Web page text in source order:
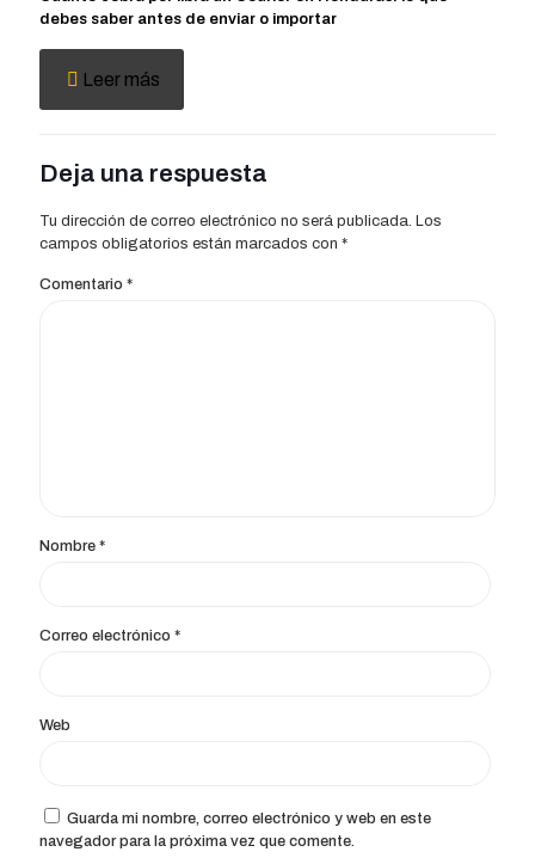
debes saber antes de enviar o importar
Leer más
Deja una respuesta
Tu dirección de correo electrónico no será publicada. Los
campos obligatorios están marcados con *
Comentario *
Nombre *
Correo electrónico *
Web
Guarda mi nombre, correo electrónico y web en este
navegador para la próxima vez que comente.